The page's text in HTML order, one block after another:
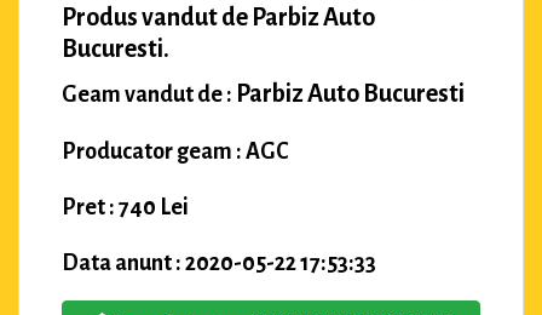
Produs vandut de Parbiz Auto
Bucuresti.
Geam vandut de : Parbiz Auto Bucuresti
Producator geam : AGC
Pret : 740 Lei
Data anunt : 2020-05-22 17:53:33